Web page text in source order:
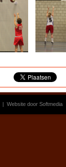
| Website door Softmedia